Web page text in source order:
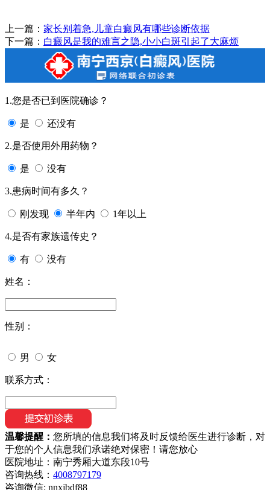
上一篇： 家长别着急,儿童白癜风有哪些诊断依据
下一篇： 白癜风是我的难言之隐,小小白斑引起了大麻烦
1.您是否已到医院确诊？
是 还没有
2.是否使用外用药物？
是 没有
3.患病时间有多久？
刚发现 半年内 1年以上
4.是否有家族遗传史？
有 没有
姓名：
性别：
男 女
联系方式：
温馨提醒： 您所填的信息我们将及时反馈给医生进行诊断，对
于您的个人信息我们承诺绝对保密！请您放心
医院地址：南宁秀厢大道东段10号
咨询热线： 4008797179
咨询微信: nnxjbdf88